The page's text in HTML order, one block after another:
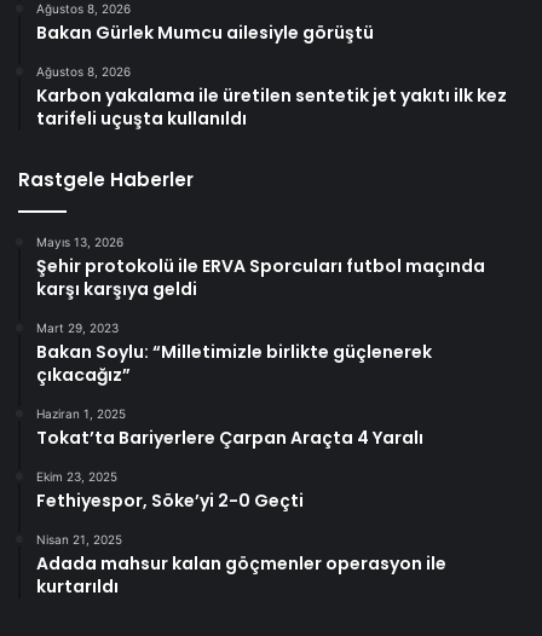
Ağustos 8, 2026
Bakan Gürlek Mumcu ailesiyle görüştü
Ağustos 8, 2026
Karbon yakalama ile üretilen sentetik jet yakıtı ilk kez
tarifeli uçuşta kullanıldı
Rastgele Haberler
Mayıs 13, 2026
Şehir protokolü ile ERVA Sporcuları futbol maçında
karşı karşıya geldi
Mart 29, 2023
Bakan Soylu: “Milletimizle birlikte güçlenerek
çıkacağız”
Haziran 1, 2025
Tokat’ta Bariyerlere Çarpan Araçta 4 Yaralı
Ekim 23, 2025
Fethiyespor, Söke’yi 2-0 Geçti
Nisan 21, 2025
Adada mahsur kalan göçmenler operasyon ile
kurtarıldı